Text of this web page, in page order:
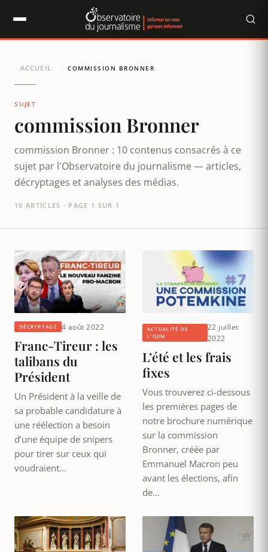
ACCUEIL / COMMISSION BRONNER
SUJET
commission Bronner
commission Bronner : 10 contenus consacrés à ce
sujet par l'Observatoire du journalisme — articles,
décryptages et analyses des médias.
10 ARTICLES · PAGE 1 SUR 1
DÉCRYPTAGE 4 août 2022
Franc-Tireur : les
talibans du
Président
Un Président à la veille de
sa probable candidature à
une réélection a besoin
d’une équipe de snipers
pour tirer sur ceux qui
voudraient…
ACTUALITÉ DE
L'OJIM
22 juillet
2022
L’été et les frais
fixes
Vous trouverez ci-dessous
les premières pages de
notre brochure numérique
sur la commission
Bronner, créée par
Emmanuel Macron peu
avant les élections, afin
de…
Panneau de gestion des cookies